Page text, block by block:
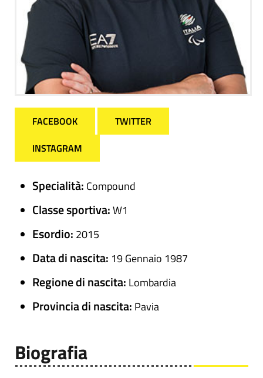
FACEBOOK
TWITTER
INSTAGRAM
Specialità: Compound
Classe sportiva:W1
Esordio: 2015
Data di nascita: 19 Gennaio 1987
Regione di nascita: Lombardia
Provincia di nascita: Pavia
Biografia